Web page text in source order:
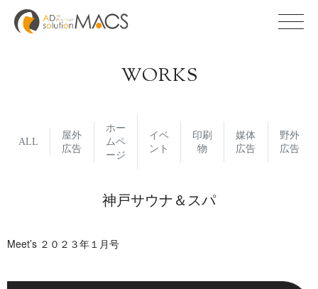
WORKS
ALL
屋外
広告
ホー
ムペ
ージ
イベ
ント
印刷
物
媒体
広告
野外
広告
神戸サウナ＆スパ
Meet’s ２０２３年１月号